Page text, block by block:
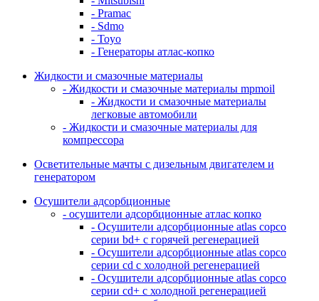
- Pramac
- Sdmo
- Toyo
- Генераторы атлас-копко
Жидкости и смазочные материалы
- Жидкости и смазочные материалы mpmoil
- Жидкости и смазочные материалы
легковые автомобили
- Жидкости и смазочные материалы для
компрессора
Осветительные мачты с дизельным двигателем и
генератором
Осушители адсорбционные
- осушители адсорбционные атлас копко
- Осушители адсорбционные atlas copco
серии bd+ с горячей регенерацией
- Осушители адсорбционные atlas copco
серии cd с холодной регенерацией
- Осушители адсорбционные atlas copco
серии cd+ с холодной регенерацией